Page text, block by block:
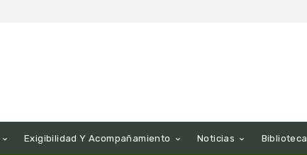
Exigibilidad Y Acompañamiento Noticias Biblioteca